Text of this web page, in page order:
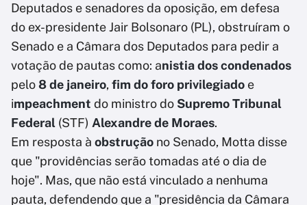
Deputados e senadores da oposição, em defesa
do ex-presidente Jair Bolsonaro (PL), obstruíram o
Senado e a Câmara dos Deputados para pedir a
votação de pautas como: anistia dos condenados
pelo8 de janeiro, fim do foro privilegiado e
impeachment do ministro do Supremo Tribunal
Federal (STF) Alexandre de Moraes.
Em resposta à obstrução no Senado, Motta disse
que "providências serão tomadas até o dia de
hoje". Mas, que não está vinculado a nenhuma
pauta, defendendo que a "presidência da Câmara